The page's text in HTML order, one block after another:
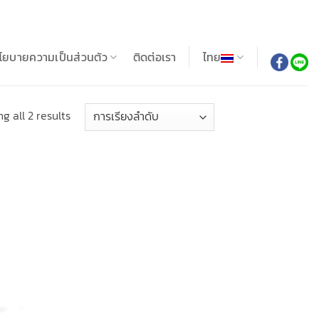
ยบายความเป็นส่วนตัว ติดต่อเรา ไทย
all 2 results